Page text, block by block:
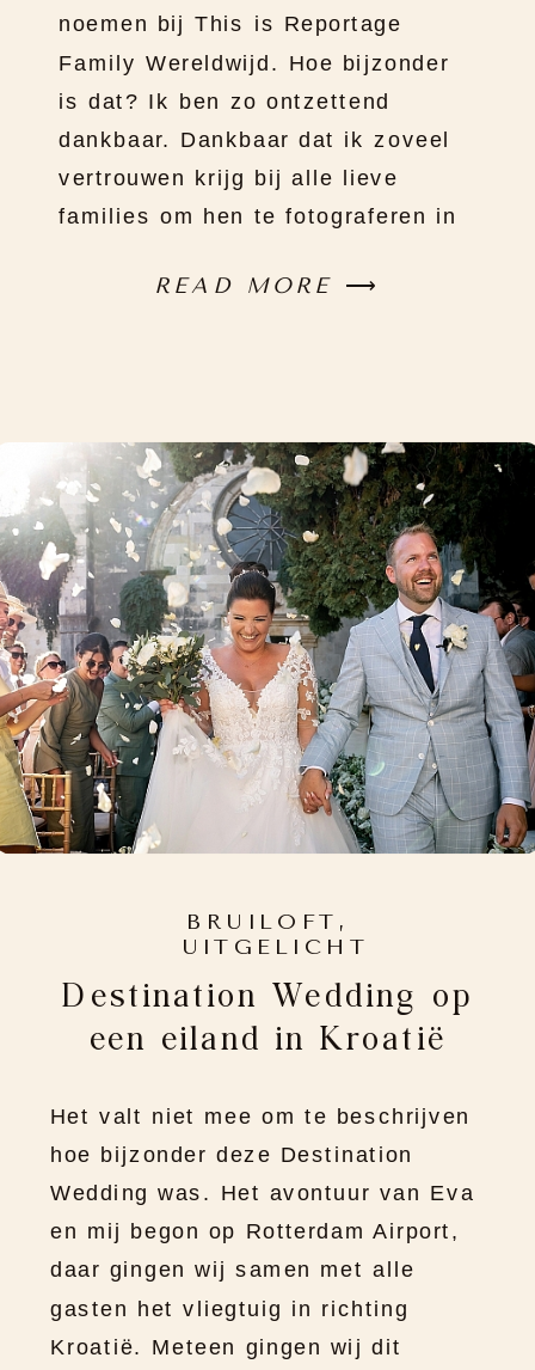
READ MORE ⟶
noemen bij This is Reportage
Family Wereldwijd. Hoe bijzonder
is dat? Ik ben zo ontzettend
dankbaar. Dankbaar dat ik zoveel
vertrouwen krijg bij alle lieve
families om hen te fotograferen in
kom zo dichtbij, het is zo intiem.
Het valt niet mee om te beschrijven
hoe bijzonder deze Destination
Wedding was. Het avontuur van Eva
en mij begon op Rotterdam Airport,
daar gingen wij samen met alle
gasten het vliegtuig in richting
Kroatië. Meteen gingen wij dit
Destination Wedding op
een eiland in Kroatië
BRUILOFT ,
UITGELICHT